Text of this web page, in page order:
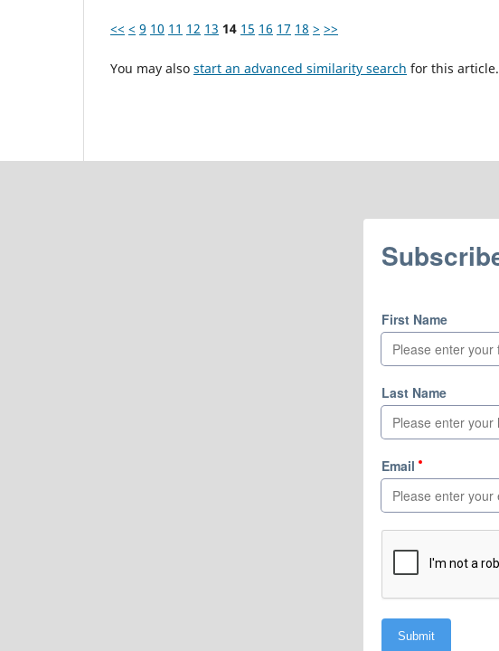
<< < 9 10 11 12 13 14 15 16 17 18 > >>
You may also start an advanced similarity search for this article.